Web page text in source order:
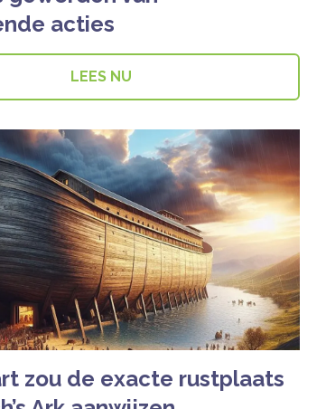
acties
LEES NU
zou de exacte rustplaats